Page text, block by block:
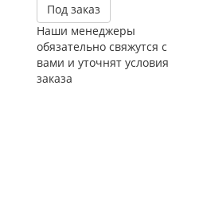
Под заказ
Наши менеджеры
обязательно свяжутся с
вами и уточнят условия
заказа